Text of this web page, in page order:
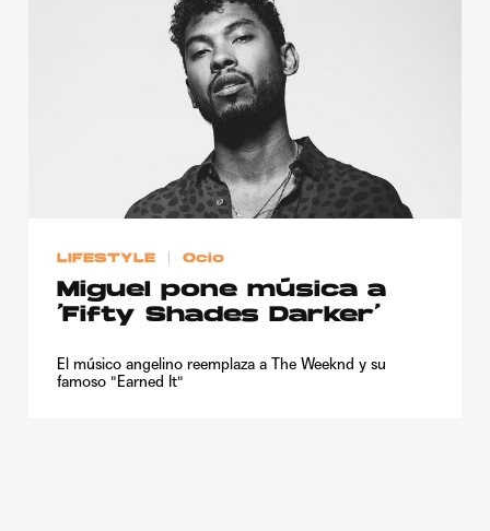
LIFESTYLE Ocio
Miguel pone música a
‘Fifty Shades Darker’
El músico angelino reemplaza a The Weeknd y su
famoso "Earned It"